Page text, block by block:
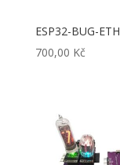
ESP32-BUG-ETH
700,00 Kč